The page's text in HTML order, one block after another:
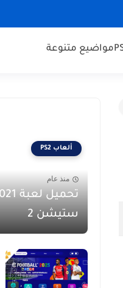
مواضيع متنوعة
ألعاب PS2
منذ عام
ستيشن 2